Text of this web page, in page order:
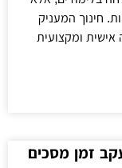
חינוך המעניק
אישית ומקצועית
זמן מסכים